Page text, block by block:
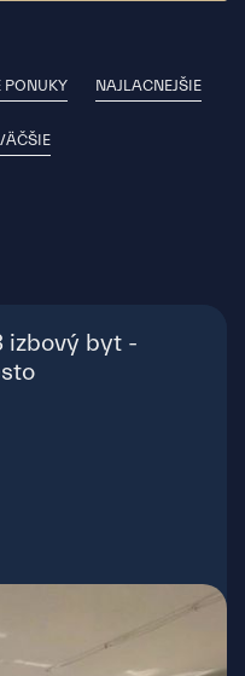
PONUKY NAJLACNEJŠIE
izbový byt -